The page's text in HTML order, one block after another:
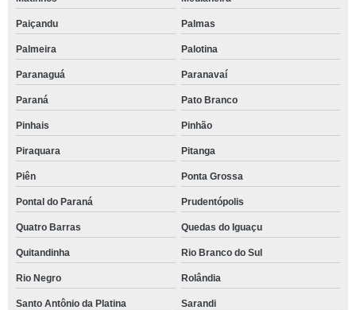
Paiçandu Palmas
Palmeira Palotina
Paranaguá Paranavaí
Paraná Pato Branco
Pinhais Pinhão
Piraquara Pitanga
Piên Ponta Grossa
Pontal do Paraná Prudentópolis
Quatro Barras Quedas do Iguaçu
Quitandinha Rio Branco do Sul
Rio Negro Rolândia
Santo Antônio da Platina Sarandi